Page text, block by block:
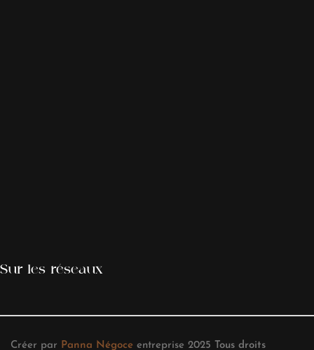
Sur les réseaux
Créer par Panna Négoce entreprise 2025 Tous droits